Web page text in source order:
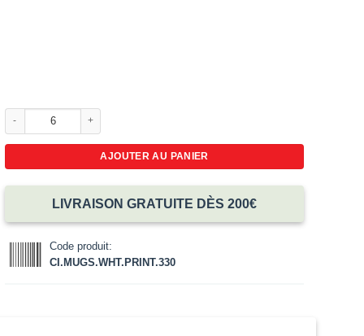
quantité de Tasses personnalisées blanches avec impression
AJOUTER AU PANIER
LIVRAISON GRATUITE DÈS 200€
Code produit:
CI.MUGS.WHT.PRINT.330